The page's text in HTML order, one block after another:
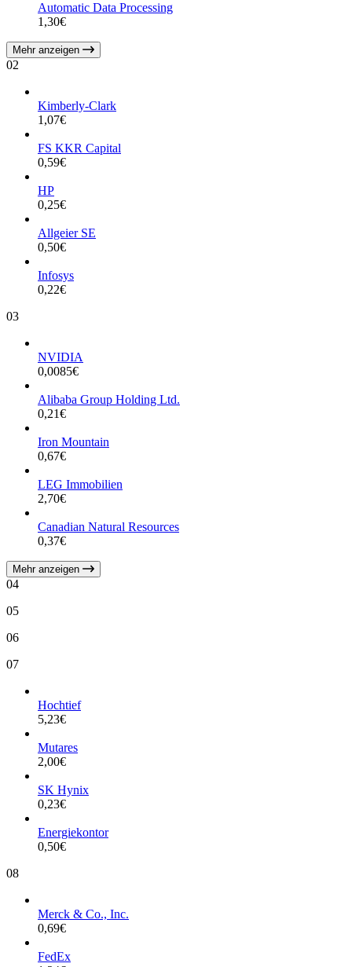
Automatic Data Processing
1,30€
Mehr anzeigen
02
Kimberly-Clark
1,07€
FS KKR Capital
0,59€
HP
0,25€
Allgeier SE
0,50€
Infosys
0,22€
03
NVIDIA
0,0085€
Alibaba Group Holding Ltd.
0,21€
Iron Mountain
0,67€
LEG Immobilien
2,70€
Canadian Natural Resources
0,37€
Mehr anzeigen
04
05
06
07
Hochtief
5,23€
Mutares
2,00€
SK Hynix
0,23€
Energiekontor
0,50€
08
Merck & Co., Inc.
0,69€
FedEx